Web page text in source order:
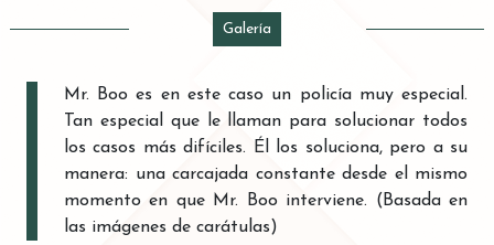
Galería
Mr. Boo es en este caso un policía muy especial.
Tan especial que le llaman para solucionar todos
los casos más difíciles. Él los soluciona, pero a su
manera: una carcajada constante desde el mismo
momento en que Mr. Boo interviene. (Basada en
las imágenes de carátulas)